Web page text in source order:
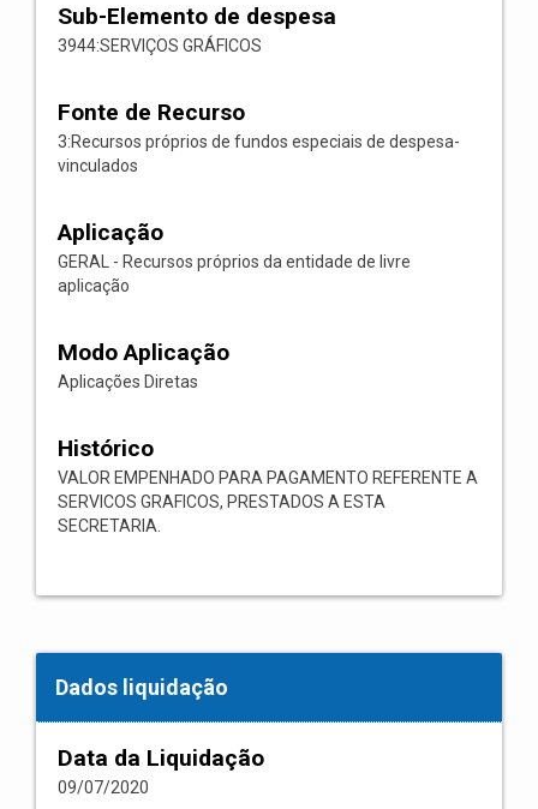
Sub-Elemento de despesa
3944:SERVIÇOS GRÁFICOS
Fonte de Recurso
3:Recursos próprios de fundos especiais de despesa-
vinculados
Aplicação
GERAL - Recursos próprios da entidade de livre
aplicação
Modo Aplicação
Aplicações Diretas
Histórico
VALOR EMPENHADO PARA PAGAMENTO REFERENTE A
SERVICOS GRAFICOS, PRESTADOS A ESTA
SECRETARIA.
Dados liquidação
Data da Liquidação
09/07/2020